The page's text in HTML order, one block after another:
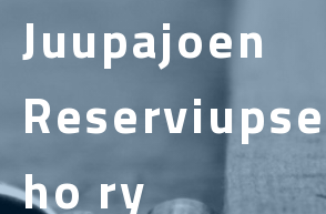
Juupajoen
ho ry